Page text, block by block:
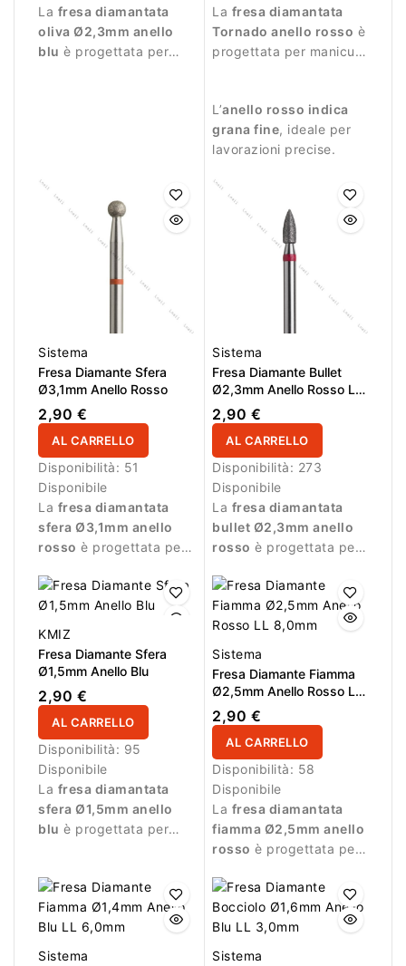
La fresa diamantata
oliva Ø2,3mm anello
blu è progettata per
La fresa diamantata
Tornado anello rosso è
progettata per manicure
L’anello rosso indica
grana fine, ideale per
lavorazioni precise.
Sistema
Fresa Diamante Sfera
Ø3,1mm Anello Rosso
2,90 €
AL CARRELLO
Disponibilità: 51
Disponibile
La fresa diamantata
sfera Ø3,1mm anello
rosso è progettata per
durante la manicure.
Sistema
Fresa Diamante Bullet
Ø2,3mm Anello Rosso LL
6,0mm
2,90 €
AL CARRELLO
Disponibilità: 273
Disponibile
La fresa diamantata
bullet Ø2,3mm anello
rosso è progettata per
durante la manicure.
KMIZ
Fresa Diamante Sfera
Ø1,5mm Anello Blu
2,90 €
AL CARRELLO
Disponibilità: 95
Disponibile
La fresa diamantata
sfera Ø1,5mm anello
blu è progettata per
Sistema
Fresa Diamante Fiamma
Ø2,5mm Anello Rosso LL
8,0mm
2,90 €
AL CARRELLO
Disponibilità: 58
Disponibile
La fresa diamantata
fiamma Ø2,5mm anello
rosso è progettata per
delicate durante la
manicure.
Sistema
Sistema